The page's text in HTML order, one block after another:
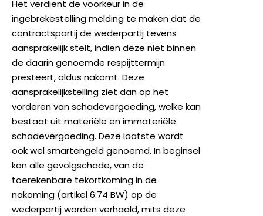
Het verdient de voorkeur in de
ingebrekestelling melding te maken dat de
contractspartij de wederpartij tevens
aansprakelijk stelt, indien deze niet binnen
de daarin genoemde respijttermijn
presteert, aldus nakomt. Deze
aansprakelijkstelling ziet dan op het
vorderen van schadevergoeding, welke kan
bestaat uit materiële en immateriële
schadevergoeding. Deze laatste wordt
ook wel smartengeld genoemd. In beginsel
kan alle gevolgschade, van de
toerekenbare tekortkoming in de
nakoming (artikel 6:74 BW) op de
wederpartij worden verhaald, mits deze